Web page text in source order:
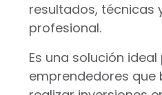
resultados, técnicas
profesional.
Es una solución
emprendedores que